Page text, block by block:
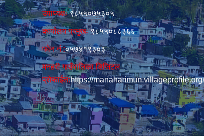
उपाध्यक्षः९८५५०७५३०५
कार्यालय प्रमुखः९८५५०८८३६६
फोन नं‍‌ :०५७४१९३०३
मनहरी गाउँपालिका डिजिटल
प्रोफाईल:https://manaharimun.villageprofile.org/